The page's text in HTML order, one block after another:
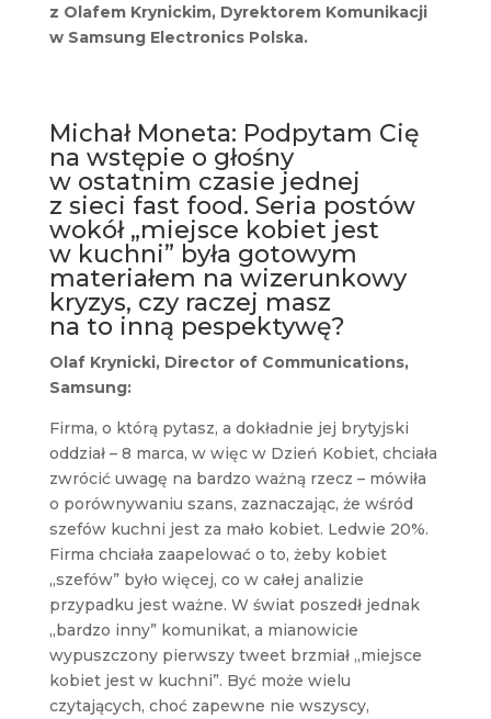
z Olafem Krynickim, Dyrektorem Komunikacji
w Samsung Electronics Polska.
Michał Moneta: Podpytam Cię
na wstępie o głośny
w ostatnim czasie jednej
z sieci fast food. Seria postów
wokół „miejsce kobiet jest
w kuchni” była gotowym
materiałem na wizerunkowy
kryzys, czy raczej masz
na to inną pespektywę?
Olaf Krynicki, Director of Communications,
Samsung:
Firma, o którą pytasz, a dokładnie jej brytyjski
oddział – 8 marca, w więc w Dzień Kobiet, chciała
zwrócić uwagę na bardzo ważną rzecz – mówiła
o porównywaniu szans, zaznaczając, że wśród
szefów kuchni jest za mało kobiet. Ledwie 20%.
Firma chciała zaapelować o to, żeby kobiet
„szefów” było więcej, co w całej analizie
przypadku jest ważne. W świat poszedł jednak
„bardzo inny” komunikat, a mianowicie
wypuszczony pierwszy tweet brzmiał „miejsce
kobiet jest w kuchni”. Być może wielu
czytających, choć zapewne nie wszyscy,